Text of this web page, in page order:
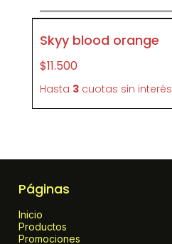
P263
Skyy blood orange
$11.500
Hasta 3 cuotas sin interés
Páginas
Inicio
Productos
Promociones